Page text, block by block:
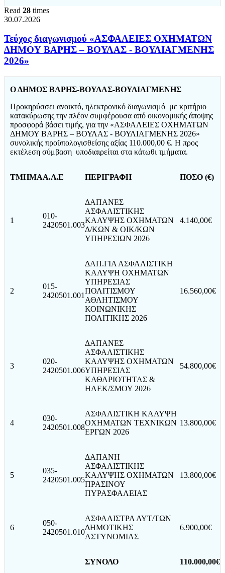
Read 28 times
30.07.2026
Τεύχος διαγωνισμού «ΑΣΦΑΛΕΙΕΣ ΟΧΗΜΑΤΩΝ
ΔΗΜΟΥ ΒΑΡΗΣ – ΒΟΥΛΑΣ - ΒΟΥΛΙΑΓΜΕΝΗΣ
2026»
Ο ΔΗΜΟΣ ΒΑΡΗΣ-ΒΟΥΛΑΣ-ΒΟΥΛΙΑΓΜΕΝΗΣ
Προκηρύσσει ανοικτό, ηλεκτρονικό διαγωνισμό με κριτήριο
κατακύρωσης την πλέον συμφέρουσα από οικονομικής άποψης
προσφορά βάσει τιμής, για την «ΑΣΦΑΛΕΙΕΣ ΟΧΗΜΑΤΩΝ
ΔΗΜΟΥ ΒΑΡΗΣ – ΒΟΥΛΑΣ - ΒΟΥΛΙΑΓΜΕΝΗΣ 2026»
συνολικής προϋπολογισθείσης αξίας 110.000,00 €. Η προς
εκτέλεση σύμβαση υποδιαιρείται στα κάτωθι τμήματα.
ΤΜΗΜΑΑ.Λ.Ε ΠΕΡΙΓΡΑΦΗ ΠΟΣΟ (€)
1
010-
2420501.003
ΔΑΠΑΝΕΣ
ΑΣΦΑΛΙΣΤΙΚΗΣ
ΚΑΛΥΨΗΣ ΟΧΗΜΑΤΩΝ
Δ/ΚΩΝ & ΟΙΚ/ΚΩΝ
ΥΠΗΡΕΣΙΩΝ 2026
4.140,00€
2
015-
2420501.001
ΔΑΠ.ΓΙΑ ΑΣΦΑΛΙΣΤΙΚΗ
ΚΑΛΥΨΗ ΟΧΗΜΑΤΩΝ
ΥΠΗΡΕΣΙΑΣ
ΠΟΛΙΤΙΣΜΟΥ
ΑΘΛΗΤΙΣΜΟΥ
ΚΟΙΝΩΝΙΚΗΣ
ΠΟΛΙΤΙΚΗΣ 2026
16.560,00€
3
020-
2420501.006
ΔΑΠΑΝΕΣ
ΑΣΦΑΛΙΣΤΙΚΗΣ
ΚΑΛΥΨΗΣ ΟΧΗΜΑΤΩΝ
ΥΠΗΡΕΣΙΑΣ
ΚΑΘΑΡΙΟΤΗΤΑΣ &
ΗΛΕΚ/ΣΜΟΥ 2026
54.800,00€
4
030-
2420501.008
ΑΣΦΑΛΙΣΤΙΚΗ ΚΑΛΥΨΗ
ΟΧΗΜΑΤΩΝ ΤΕΧΝΙΚΩΝ
ΕΡΓΩΝ 2026
13.800,00€
5
035-
2420501.005
ΔΑΠΑΝΗ
ΑΣΦΑΛΙΣΤΙΚΗΣ
ΚΑΛΥΨΗΣ ΟΧΗΜΑΤΩΝ
ΠΡΑΣΙΝΟΥ
ΠΥΡΑΣΦΑΛΕΙΑΣ
13.800,00€
6
050-
2420501.010
ΑΣΦΑΛΙΣΤΡΑ ΑΥΤ/ΤΩΝ
ΔΗΜΟΤΙΚΗΣ
ΑΣΤΥΝΟΜΙΑΣ
6.900,00€
ΣΥΝΟΛΟ 110.000,00€